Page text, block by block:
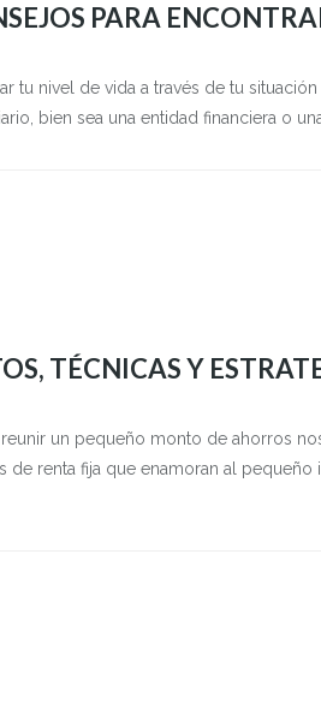
PARA
nivel de vida a través de tu
bien sea una entidad financiera o
TÉCNICAS Y
un pequeño monto de ahorros
renta fija que enamoran al